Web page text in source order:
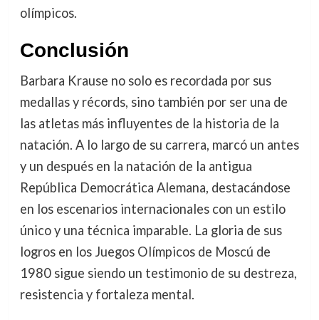
olímpicos.
Conclusión
Barbara Krause no solo es recordada por sus
medallas y récords, sino también por ser una de
las atletas más influyentes de la historia de la
natación. A lo largo de su carrera, marcó un antes
y un después en la natación de la antigua
República Democrática Alemana, destacándose
en los escenarios internacionales con un estilo
único y una técnica imparable. La gloria de sus
logros en los Juegos Olímpicos de Moscú de
1980 sigue siendo un testimonio de su destreza,
resistencia y fortaleza mental.